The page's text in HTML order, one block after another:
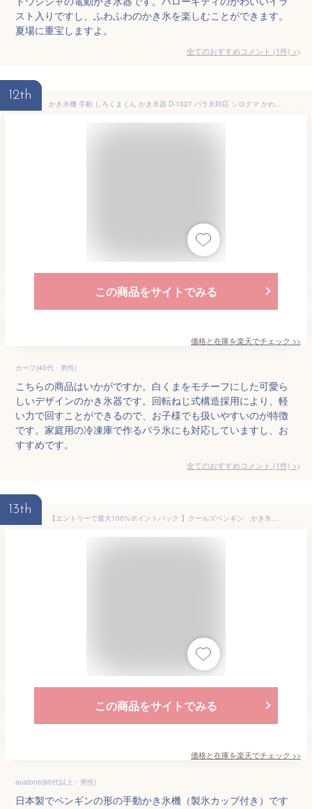
スト入りですし、ふわふわのかき氷を楽しむことができます。
夏場に重宝しますよ。
全てのおすすめコメント (1件) >
12th
かき氷機 手動 しろくまくん かき氷器 D-1327 バラ氷対応 シロクマ かわいい レトロ 日本製 製氷カップ付き おやつ シャーベット おウチで簡単 こども ひんやり 冷たい 美味しい パール金属
この商品をサイトでみる
価格と在庫を楽天でチェック >>
カーフ(40代・男性)
こちらの商品はいかがですか。白くまをモチーフにした可愛ら
しいデザインのかき氷器です。回転ねじ式構造採用により、軽
い力で回すことができるので、お子様でも扱いやすいのが特徴
です。家庭用の冷凍庫で作るバラ氷にも対応していますし、お
すすめです。
全てのおすすめコメント (1件) >
13th
【エントリーで最大100%ポイントバック 】クールズペンギン かき氷器かき氷機 手動 かき氷器 ペンギン ぺんぎん ブラック ブルー
この商品をサイトでみる
価格と在庫を楽天でチェック >>
aualone(80代以上・男性)
日本製でペンギンの形の手動かき氷機（製氷カップ付き）です